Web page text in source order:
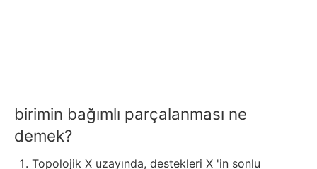
birimin bağımlı parçalanması ne
demek?
Topolojik X uzayında, destekleri X 'in sonlu